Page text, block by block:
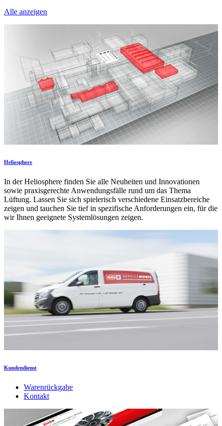
Alle anzeigen
Heliosphere
In der Heliosphere finden Sie alle Neuheiten und Innovationen
sowie praxisgerechte Anwendungsfälle rund um das Thema
Lüftung. Lassen Sie sich spielerisch verschiedene Einsatzbereiche
zeigen und tauchen Sie tief in spezifische Anforderungen ein, für die
wir Ihnen geeignete Systemlösungen zeigen.
Kundendienst
Warenrückgabe
Kontakt